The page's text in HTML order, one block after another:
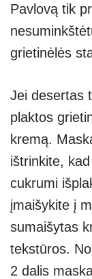
Pavlovą tik
grietinėlės
Jei desertas
plaktos
kremą.
ištrinkite,
cukrumi
įmaišykite į
sumaišytas
tekstūros.
2 dalis